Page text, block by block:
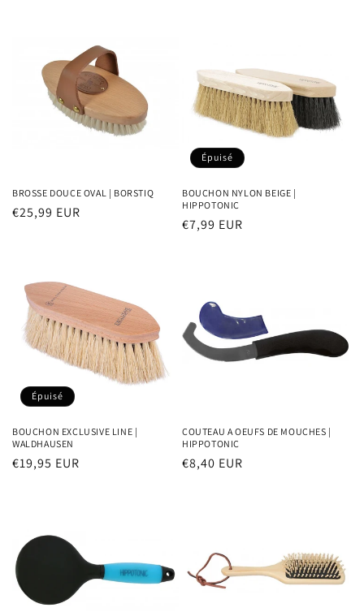
BROSSE DOUCE OVAL | BORSTIQ
Prix
€25,99 EUR
Épuisé
BOUCHON NYLON BEIGE |
HIPPOTONIC
Prix
€7,99 EUR
Épuisé
BOUCHON EXCLUSIVE LINE |
WALDHAUSEN
Prix
€19,95 EUR
COUTEAU A OEUFS DE MOUCHES |
HIPPOTONIC
Prix
€8,40 EUR